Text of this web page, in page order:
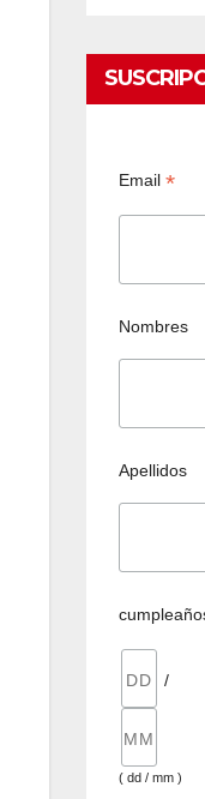
Email *
Nombres
Apellidos
/
( dd / mm )